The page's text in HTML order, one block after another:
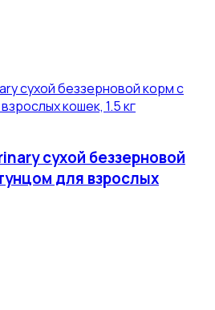
сухой беззерновой
для взрослых